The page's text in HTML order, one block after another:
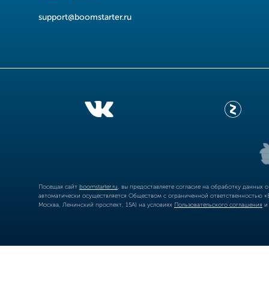
support@boomstarter.ru
Посещая сайт boomstarter.ru , вы предоставляете согласие на обработку
автоматически осуществляется Обществом с ограниченной
Москва, Ленинский проспект, 15А) на условиях Пользовательского соглашения и